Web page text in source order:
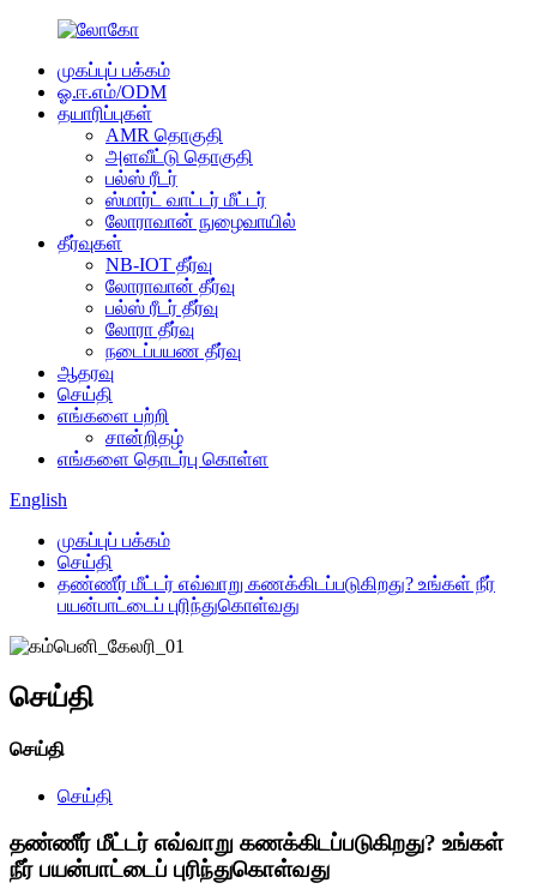
முகப்புப் பக்கம்
ஓ.ஈ.எம்/ODM
தயாரிப்புகள்
AMR தொகுதி
அளவீட்டு தொகுதி
பல்ஸ் ரீடர்
ஸ்மார்ட் வாட்டர் மீட்டர்
லோராவான் நுழைவாயில்
தீர்வுகள்
NB-IOT தீர்வு
லோராவான் தீர்வு
பல்ஸ் ரீடர் தீர்வு
லோரா தீர்வு
நடைப்பயண தீர்வு
ஆதரவு
செய்தி
எங்களை பற்றி
சான்றிதழ்
எங்களை தொடர்பு கொள்ள
English
முகப்புப் பக்கம்
செய்தி
தண்ணீர் மீட்டர் எவ்வாறு கணக்கிடப்படுகிறது? உங்கள் நீர்
பயன்பாட்டைப் புரிந்துகொள்வது
செய்தி
செய்தி
செய்தி
தண்ணீர் மீட்டர் எவ்வாறு கணக்கிடப்படுகிறது? உங்கள்
நீர் பயன்பாட்டைப் புரிந்துகொள்வது